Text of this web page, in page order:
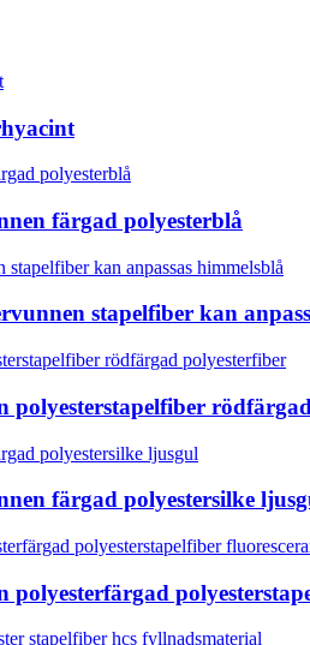
färgad polyesterblå
stapelfiber kan
polyesterstapelfiber
färgad polyestersilke